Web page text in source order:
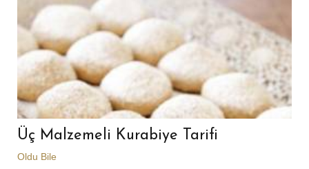
Üç Malzemeli Kurabiye Tarifi
Oldu Bile